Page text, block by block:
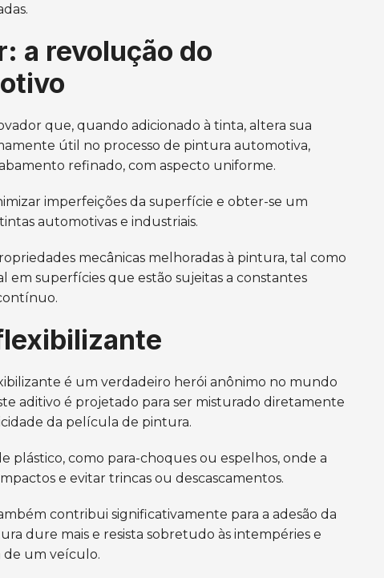
a revolução do
que, quando adicionado à tinta, altera sua
útil no processo de pintura automotiva,
refinado, com aspecto uniforme.
imperfeições da superfície e obter-se um
automotivas e industriais.
mecânicas melhoradas à pintura, tal como
em superfícies que estão sujeitas a constantes
é um verdadeiro herói anônimo no mundo
aditivo é projetado para ser misturado diretamente
da película de pintura.
plástico, como para-choques ou espelhos, onde a
e evitar trincas ou descascamentos.
contribui significativamente para a adesão da
dure mais e resista sobretudo às intempéries e
de um veículo.